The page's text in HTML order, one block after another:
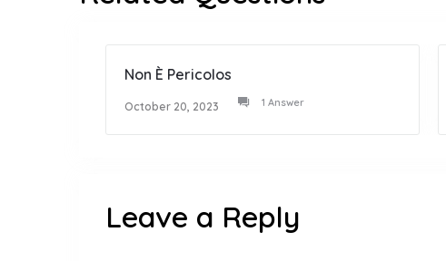
Non È Pericolos
October 20, 2023 1 Answer
Leave a Reply